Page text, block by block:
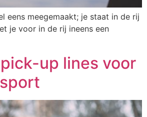
eens meegemaakt; je staat in de rij
je voor in de rij ineens een
up lines voor